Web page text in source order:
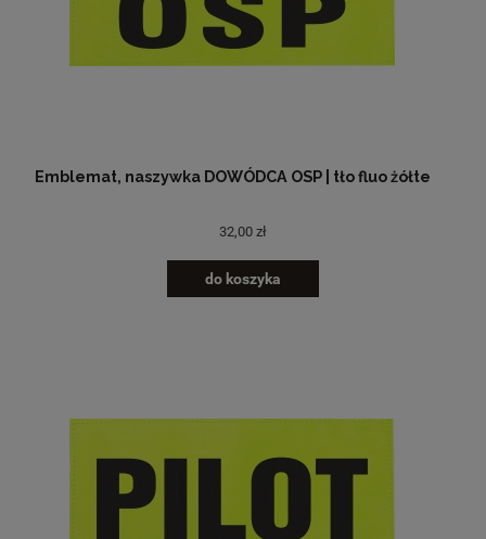
Emblemat, naszywka DOWÓDCA OSP | tło fluo żółte
32,00 zł
do koszyka